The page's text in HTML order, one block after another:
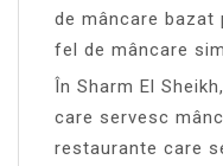
de mâncare bazat
fel de mâncare
În Sharm El
care servesc
restaurante care